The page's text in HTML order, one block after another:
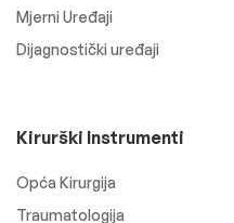
Mjerni Uređaji
Dijagnostički uređaji
Kirurški Instrumenti
Opća Kirurgija
Traumatologija